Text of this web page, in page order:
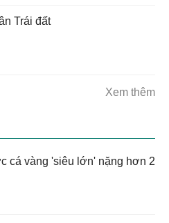
Trái đất
Xem thêm
cá vàng 'siêu lớn' nặng hơn 2